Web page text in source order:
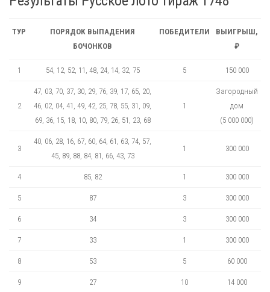
ТУР
ПОРЯДОК ВЫПАДЕНИЯ
БОЧОНКОВ
ПОБЕДИТЕЛИ
ВЫИГРЫШ,
₽
1 54, 12, 52, 11, 48, 24, 14, 32, 75 5 150 000
2
47, 03, 70, 37, 30, 29, 76, 39, 17, 65, 20,
46, 02, 04, 41, 49, 42, 25, 78, 55, 31, 09,
69, 36, 15, 18, 10, 80, 79, 26, 51, 23, 68
1
Загородный
дом
(5 000 000)
3
40, 06, 28, 16, 67, 60, 64, 61, 63, 74, 57,
45, 89, 88, 84, 81, 66, 43, 73
1 300 000
4 85, 82 1 300 000
5 87 3 300 000
6 34 3 300 000
7 33 1 300 000
8 53 5 60 000
9 27 10 14 000